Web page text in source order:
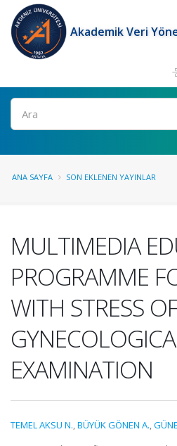
Akademik Veri
Ara
ANA SAYFA SON EKLENEN YAYINLAR
MULTIMEDIA
PROGRAMME
WITH STRESS
EXAMINATION
TEMEL AKSU N.,BÜYÜK GÖNEN A.,